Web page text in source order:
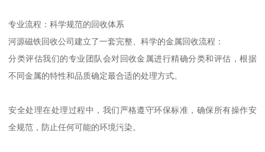
专业流程：科学规范的回收体系
河源磁铁回收公司建立了一套完整、科学的金属回收流程：
分类评估我们的专业团队会对回收金属进行精确分类和评估，根据
不同金属的特性和品质确定最合适的处理方式。
安全处理在处理过程中，我们严格遵守环保标准，确保所有操作安
全规范，防止任何可能的环境污染。